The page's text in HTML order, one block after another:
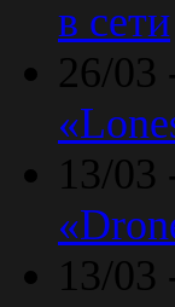
в сети
26/03
13/03
13/03